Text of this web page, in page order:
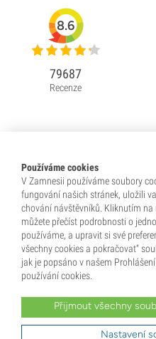
Používáme cookies
V Zamnesii používáme soubory
fungování našich stránek, uložili
chování návštěvníků. Kliknutím na
můžete přečíst podrobnosti o
používáme, a upravit si své
všechny cookies a pokračovat“
jak je popsáno v našem
používání cookies.
Přijmout všechny
Nastavení
8.6
79687
Recenze
* Semena se prodávají jako sběratelské
žijete, a že znáte své místní právní předpisy.